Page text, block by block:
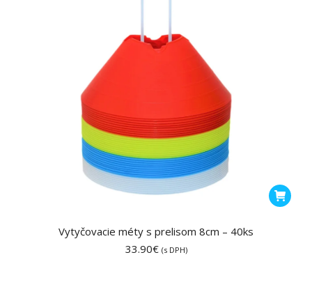
Vytyčovacie méty s prelisom 8cm – 40ks
33.90€ (s DPH)